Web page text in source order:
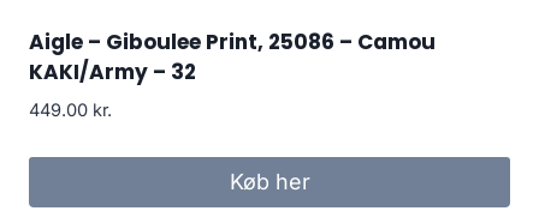
Aigle – Giboulee Print, 25086 – Camou
KAKI/Army – 32
449.00 kr.
Køb her